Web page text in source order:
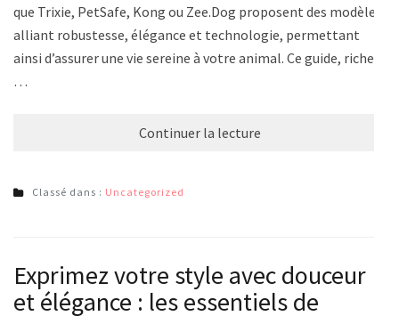
que Trixie, PetSafe, Kong ou Zee.Dog proposent des modèles
alliant robustesse, élégance et technologie, permettant
ainsi d’assurer une vie sereine à votre animal. Ce guide, riche
…
Continuer la lecture
Classé dans : Uncategorized
Exprimez votre style avec douceur
et élégance : les essentiels de